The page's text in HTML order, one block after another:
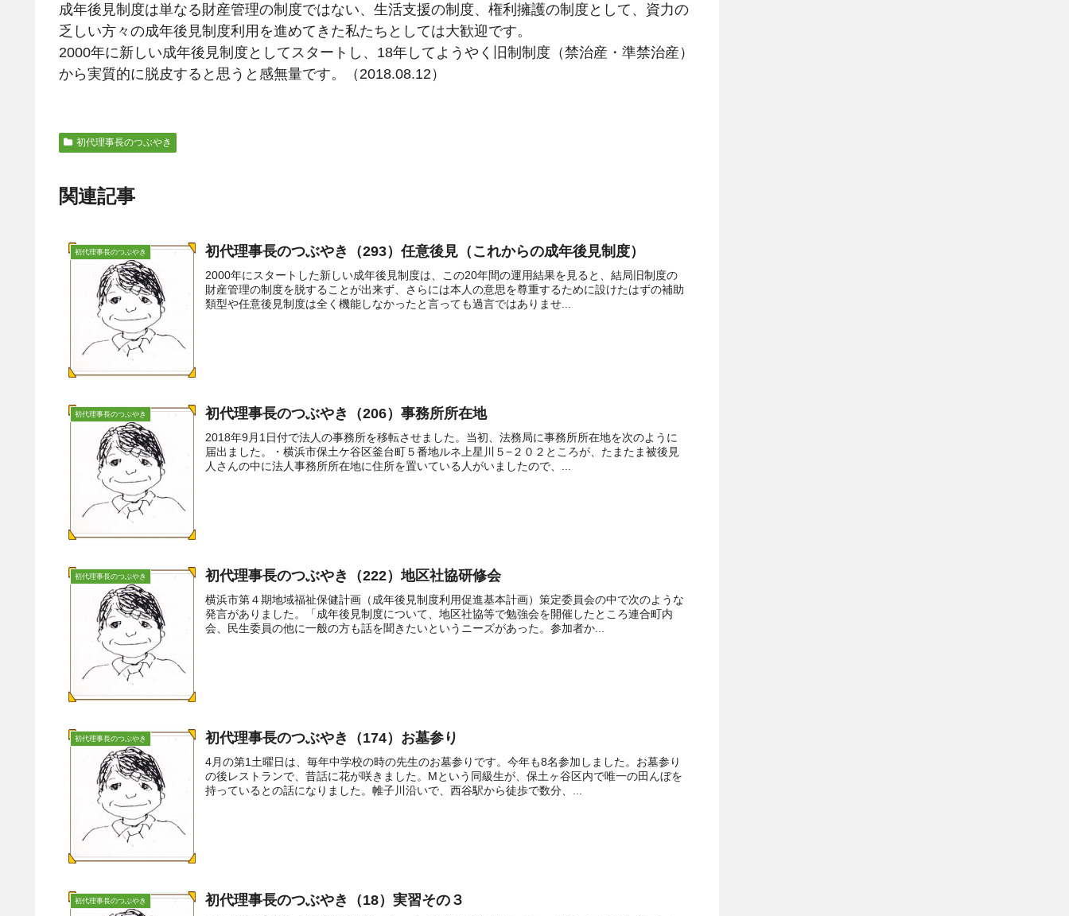
成年後見制度は単なる財産管理の制度ではない、生活支援の制度、権利擁護の制度として、資力の
乏しい方々の成年後見制度利用を進めてきた私たちとしては大歓迎です。
2000年に新しい成年後見制度としてスタートし、18年してようやく旧制制度（禁治産・準禁治産）
から実質的に脱皮すると思うと感無量です。（2018.08.12）
初代理事長のつぶやき
関連記事
初代理事長のつぶやき 初代理事長のつぶやき（293）任意後見（これからの成年後見制度）
2000年にスタートした新しい成年後見制度は、この20年間の運用結果を見ると、結局旧制度の
財産管理の制度を脱することが出来ず、さらには本人の意思を尊重するために設けたはずの補助
類型や任意後見制度は全く機能しなかったと言っても過言ではありませ...
初代理事長のつぶやき 初代理事長のつぶやき（206）事務所所在地
2018年9月1日付で法人の事務所を移転させました。当初、法務局に事務所所在地を次のように
届出ました。・横浜市保土ケ谷区釜台町５番地ルネ上星川５−２０２ところが、たまたま被後見
人さんの中に法人事務所所在地に住所を置いている人がいましたので、...
初代理事長のつぶやき 初代理事長のつぶやき（222）地区社協研修会
横浜市第４期地域福祉保健計画（成年後見制度利用促進基本計画）策定委員会の中で次のような
発言がありました。「成年後見制度について、地区社協等で勉強会を開催したところ連合町内
会、民生委員の他に一般の方も話を聞きたいというニーズがあった。参加者か...
初代理事長のつぶやき 初代理事長のつぶやき（174）お墓参り
4月の第1土曜日は、毎年中学校の時の先生のお墓参りです。今年も8名参加しました。お墓参り
の後レストランで、昔話に花が咲きました。Mという同級生が、保土ヶ谷区内で唯一の田んぼを
持っているとの話になりました。帷子川沿いで、西谷駅から徒歩で数分、...
初代理事長のつぶやき 初代理事長のつぶやき（18）実習その３